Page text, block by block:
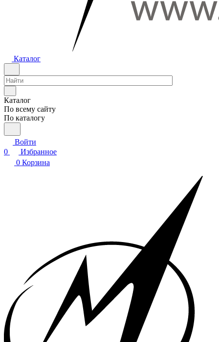
Каталог
Каталог
По всему сайту
По каталогу
Войти
0
Избранное
0 Корзина